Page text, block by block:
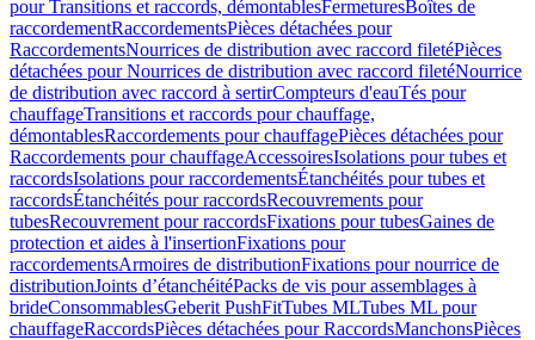
pour Transitions et raccords, démontablesFermeturesBoîtes de
raccordementRaccordementsPièces détachées pour
RaccordementsNourrices de distribution avec raccord filetéPièces
détachées pour Nourrices de distribution avec raccord filetéNourrice
de distribution avec raccord à sertirCompteurs d'eauTés pour
chauffageTransitions et raccords pour chauffage,
démontablesRaccordements pour chauffagePièces détachées pour
Raccordements pour chauffageAccessoiresIsolations pour tubes et
raccordsIsolations pour raccordementsÉtanchéités pour tubes et
raccordsÉtanchéités pour raccordsRecouvrements pour
tubesRecouvrement pour raccordsFixations pour tubesGaines de
protection et aides à l'insertionFixations pour
raccordementsArmoires de distributionFixations pour nourrice de
distributionJoints d’étanchéitéPacks de vis pour assemblages à
brideConsommablesGeberit PushFitTubes MLTubes ML pour
chauffageRaccordsPièces détachées pour RaccordsManchonsPièces